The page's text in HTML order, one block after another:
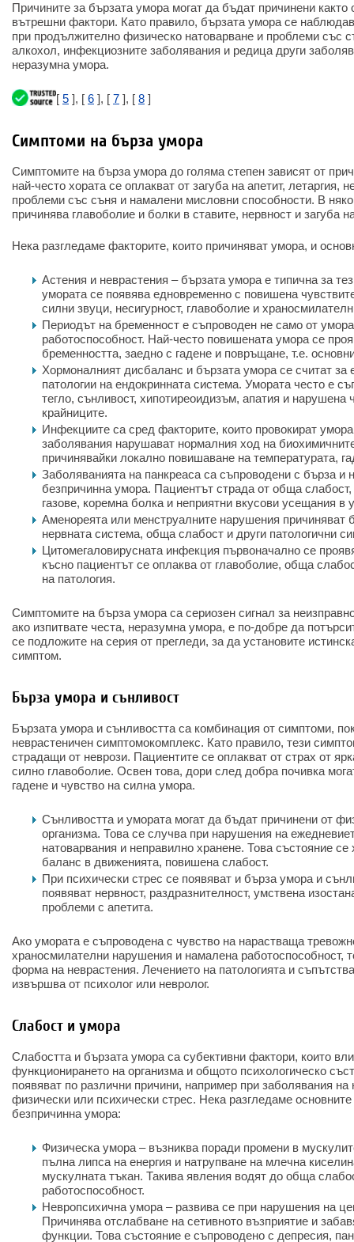
Причините за бързата умора могат да бъдат причинени както
вътрешни фактори. Като правило, бързата умора се
при продължително физическо натоварване и проблеми със
алкохол, инфекциозните заболявания и редица други
неразумна умора.
[ 5 ], [ 6 ], [ 7 ], [ 8 ]
Симптоми на бърза умора
Симптомите на бърза умора до голяма степен зависят от
най-често хората се оплакват от загуба на апетит, летаргия,
проблеми със съня и намалени мисловни способности. В
причинява главоболие и болки в ставите, нервност и загуба
Нека разгледаме факторите, които причиняват умора, и
Астения и неврастения – бързата умора е типична за
умората се появява едновременно с повишена
силни звуци, несигурност, главоболие и
Периодът на бременност е съпроводен не само от
работоспособност. Най-често повишената умора се
бременността, заедно с гадене и повръщане, т.е.
Хормоналният дисбаланс и бързата умора се считат за
патологии на ендокринната система. Умората често е
тегло, сънливост, хипотиреоидизъм, апатия и нарушена
крайниците.
Инфекциите са сред факторите, които провокират
заболявания нарушават нормалния ход на
причинявайки локално повишаване на температурата,
Заболяванията на панкреаса са съпроводени с бърза и
безпричинна умора. Пациентът страда от обща
газове, коремна болка и неприятни вкусови усещания в
Аменореята или менструалните нарушения причиняват
нервната система, обща слабост и други патологични
Цитомегаловирусната инфекция първоначално се
късно пациентът се оплаква от главоболие, обща
на патология.
Симптомите на бърза умора са сериозен сигнал за
ако изпитвате честа, неразумна умора, е по-добре да
се подложите на серия от прегледи, за да установите
симптом.
Бърза умора и сънливост
Бързата умора и сънливостта са комбинация от симптоми,
неврастеничен симптомокомплекс. Като правило, тези
страдащи от неврози. Пациентите се оплакват от страх от
силно главоболие. Освен това, дори след добра почивка
гадене и чувство на силна умора.
Сънливостта и умората могат да бъдат причинени от
организма. Това се случва при нарушения на
натоварвания и неправилно хранене. Това състояние се
баланс в движенията, повишена слабост.
При психически стрес се появяват и бърза умора и
появяват нервност, раздразнителност, умствена
проблеми с апетита.
Ако умората е съпроводена с чувство на нарастваща
храносмилателни нарушения и намалена работоспособност,
форма на неврастения. Лечението на патологията и
извършва от психолог или невролог.
Слабост и умора
Слабостта и бързата умора са субективни фактори, които
функционирането на организма и общото психологическо
появяват по различни причини, например при заболявания на
физически или психически стрес. Нека разгледаме
безпричинна умора:
Физическа умора – възниква поради промени в
пълна липса на енергия и натрупване на млечна
мускулната тъкан. Такива явления водят до обща
работоспособност.
Невропсихична умора – развива се при нарушения на
Причинява отслабване на сетивното възприятие и
функции. Това състояние е съпроводено с депресия,